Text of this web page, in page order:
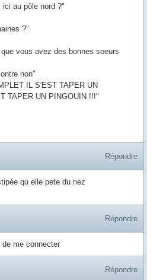
au pôle nord ?"
?"
vous avez des bonnes soeurs
non"
IL S'EST TAPER UN
TAPER UN PINGOUIN !!!"
Répondre
qu elle pete du nez
Répondre
me connecter
Répondre